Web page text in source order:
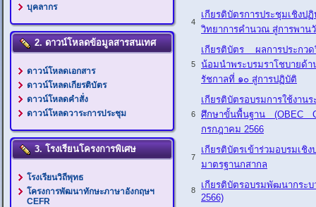
บุคลากร
2. ดาวน์โหลดข้อมูลสารสนเทศ
ดาวน์โหลดเอกสาร
ดาวน์โหลดเกียรติบัตร
ดาวน์โหลดคำสั่ง
ดาวน์โหลดวาระการประชุม
3. โรงเรียนโครงการพิเศษ
โรงเรียนวิถีพุทธ
โครงการพัฒนาทักษะภาษาอังกฤษฯ
CEFR
4
เกียรติบัตรการประชุมเชิง
วิทยาการคำนวณ สู่การพาน
5
เกียรติบัตร ผลการประกว
น้อมนำพระบรมราโชบายด้า
รัชกาลที่ ๑๐ สู่การปฏิบัติ
6
เกียรติบัตรอบรมการใช้งาน
ศึกษาขั้นพื้นฐาน (OBEC
กรกฎาคม 2566
7
เกียรติบัตรเข้าร่วมอบรมเ
มาตรฐานกสากล
8
เกียรติบัตรอบรมพัฒนากร
2566)